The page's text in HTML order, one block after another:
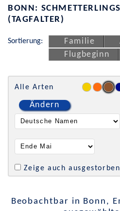
BONN:
(TAGFALTER)
Sortierung: Familie
Flugbeginn
Alle Arten
Ändern
Zeige auch
Beobachtbar in Bonn,